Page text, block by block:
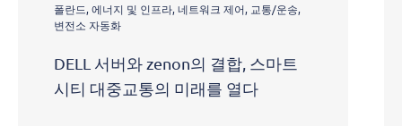
폴란드, 에너지 및 인프라, 네트워크 제어, 교통/운송,
변전소 자동화
DELL 서버와 zenon의 결합, 스마트
시티 대중교통의 미래를 열다